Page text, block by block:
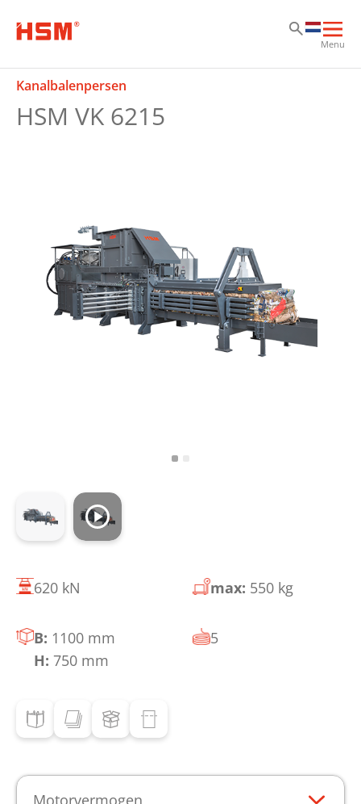
Menu
Kanalbalenpersen
HSM VK 6215
620 kN max: 550 kg
B: 1100 mm
H: 750 mm
5
Motorvermogen